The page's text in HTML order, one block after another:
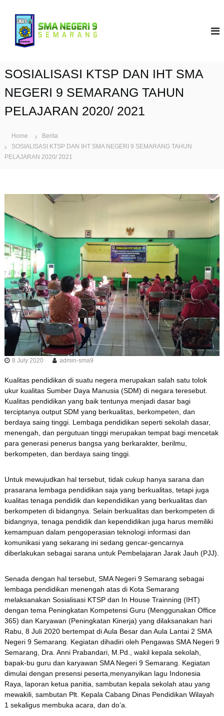
S
e
a
n
SOSIALISASI KTSP DAN IHT SMA
NEGERI 9 SEMARANG TAHUN
PELAJARAN 2020/ 2021
Home
Berita
SOSIALISASI KTSP DAN IHT SMA NEGERI 9 SEMARANG TAHUN
PELAJARAN 2020/ 2021
8 July 2020 admin-sma9
Kualitas pendidikan di suatu negera merupakan salah satu tolok
ukur kualitas Sumber Daya Manusia (SDM) di negara teresebut.
Kualitas pendidikan yang baik tentunya menjadi dasar bagi
terciptanya output SDM yang berkualitas, berkompeten, dan
berdaya saing tinggi. Lembaga pendidikan seperti sekolah dasar,
menengah, dan pergutuan tinggi merupakan tempat bagi mencetak
para generasi penerus bangsa yang berkarakter, berilmu,
berkompeten, dan berdaya saing tinggi.
Untuk mewujudkan hal tersebut, tidak cukup hanya sarana dan
prasarana lembaga pendidikan saja yang berkualitas, tetapi juga
kualitas tenaga pendidik dan kependidikan yang berkualitas dan
berkompeten di bidangnya. Selain berkualitas dan berkompeten di
bidangnya, tenaga pendidik dan kependidikan juga harus memiliki
kemampuan dalam pengoperasian teknologi informasi dan
komunikasi yang sekarang ini sedang gencar-gencarnya
diberlakukan sebagai sarana untuk Pembelajaran Jarak Jauh (PJJ).
Senada dengan hal tersebut, SMA Negeri 9 Semarang sebagai
lembaga pendidikan menengah atas di Kota Semarang
melaksanakan Sosialisasi KTSP dan In House Trainning (IHT)
dengan tema Peningkatan Kompetensi Guru (Menggunakan Office
365) dan Karyawan (Peningkatan Kinerja) yang dilaksanakan hari
Rabu, 8 Juli 2020 bertempat di Aula Besar dan Aula Lantai 2 SMA
Negeri 9 Semarang. Kegiatan dihadiri oleh Pengawas SMA Negeri 9
Semarang, Dra. Anni Prabandari, M.Pd., wakil kepala sekolah,
bapak-bu guru dan karyawan SMA Negeri 9 Semarang. Kegiatan
dimulai dengan presensi peserta,menyanyikan lagu Indonesia
Raya, laporan ketua panitia, sambutan kepala sekolah atau yang
mewakili, sambutan Plt. Kepala Cabang Dinas Pendidikan Wilayah
1 sekaligus membuka acara, dan do’a.